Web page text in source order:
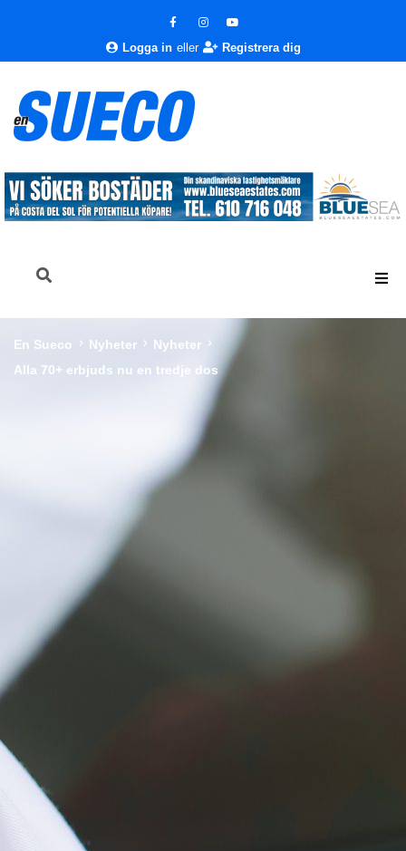
Logga in eller Registrera dig
En Sueco Nyheter
Nyheter
Alla 70+ erbjuds nu en tredje dos